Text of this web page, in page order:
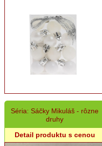
Séria: Sáčky Mikuláš - rôzne
druhy
Detail produktu s cenou